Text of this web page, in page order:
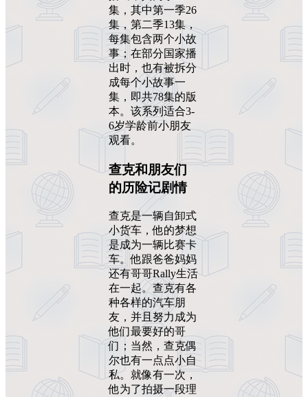
集，其中第一季26
集，第二季13集，
每集包含两个小故
事；在部分国家播
出时，也有被拆分
成每个小故事一
集，即共78集的版
本。该系列适合3-
6岁学龄前小朋友
观看。
查克和朋友们
的历险记剧情
查克是一辆自卸式
小货车，他的梦想
是成为一辆比赛卡
车。他跟爸爸妈妈
还有哥哥Rally生活
在一起。查克有各
种各样的汽车朋
友，并且努力成为
他们最要好的哥
们；当然，查克偶
尔也有一点点小自
私。就像有一次，
他为了拍摄一段理